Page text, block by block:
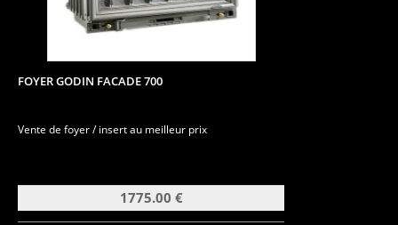
FOYER GODIN FACADE 700
Vente de foyer / insert au meilleur prix
1775.00 €